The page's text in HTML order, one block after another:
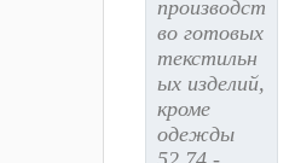
производст
во готовых
текстильн
ых изделий,
кроме
одежды